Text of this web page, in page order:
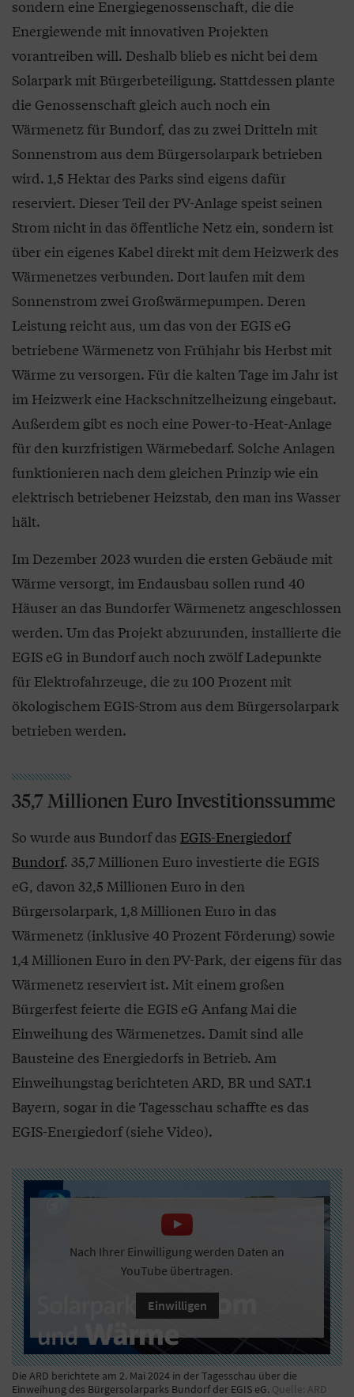
sondern eine Energiegenossenschaft, die die
Energiewende mit innovativen Projekten
vorantreiben will. Deshalb blieb es nicht bei dem
Solarpark mit Bürgerbeteiligung. Stattdessen plante
die Genossenschaft gleich auch noch ein
Wärmenetz für Bundorf, das zu zwei Dritteln mit
Sonnenstrom aus dem Bürgersolarpark betrieben
wird. 1,5 Hektar des Parks sind eigens dafür
reserviert. Dieser Teil der PV-Anlage speist seinen
Strom nicht in das öffentliche Netz ein, sondern ist
über ein eigenes Kabel direkt mit dem Heizwerk des
Wärmenetzes verbunden. Dort laufen mit dem
Sonnenstrom zwei Großwärmepumpen. Deren
Leistung reicht aus, um das von der EGIS eG
betriebene Wärmenetz von Frühjahr bis Herbst mit
Wärme zu versorgen. Für die kalten Tage im Jahr ist
im Heizwerk eine Hackschnitzelheizung eingebaut.
Außerdem gibt es noch eine Power-to-Heat-Anlage
für den kurzfristigen Wärmebedarf. Solche Anlagen
funktionieren nach dem gleichen Prinzip wie ein
elektrisch betriebener Heizstab, den man ins Wasser
hält.
Im Dezember 2023 wurden die ersten Gebäude mit
Wärme versorgt, im Endausbau sollen rund 40
Häuser an das Bundorfer Wärmenetz angeschlossen
werden. Um das Projekt abzurunden, installierte die
EGIS eG in Bundorf auch noch zwölf Ladepunkte
für Elektrofahrzeuge, die zu 100 Prozent mit
ökologischem EGIS-Strom aus dem Bürgersolarpark
betrieben werden.
35,7 Millionen Euro Investitionssumme
So wurde aus Bundorf das EGIS-Energiedorf
Bundorf. 35,7 Millionen Euro investierte die EGIS
eG, davon 32,5 Millionen Euro in den
Bürgersolarpark, 1,8 Millionen Euro in das
Wärmenetz (inklusive 40 Prozent Förderung) sowie
1,4 Millionen Euro in den PV-Park, der eigens für das
Wärmenetz reserviert ist. Mit einem großen
Bürgerfest feierte die EGIS eG Anfang Mai die
Einweihung des Wärmenetzes. Damit sind alle
Bausteine des Energiedorfs in Betrieb. Am
Einweihungstag berichteten ARD, BR und SAT.1
Bayern, sogar in die Tagesschau schaffte es das
EGIS-Energiedorf (siehe Video).
Nach Ihrer Einwilligung werden Daten an
YouTube übertragen.
Einwilligen
Die ARD berichtete am 2. Mai 2024 in der Tagesschau über die
Einweihung des Bürgersolarparks Bundorf der EGIS eG. Quelle: ARD